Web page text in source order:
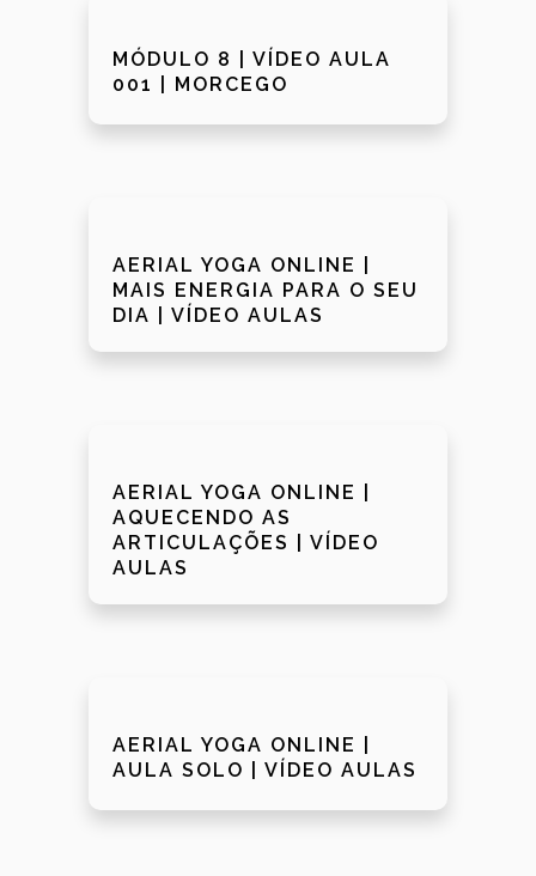
MÓDULO 8 | VÍDEO AULA
001 | MORCEGO
AERIAL YOGA ONLINE |
MAIS ENERGIA PARA O SEU
DIA | VÍDEO AULAS
AERIAL YOGA ONLINE |
AQUECENDO AS
ARTICULAÇÕES | VÍDEO
AULAS
AERIAL YOGA ONLINE |
AULA SOLO | VÍDEO AULAS